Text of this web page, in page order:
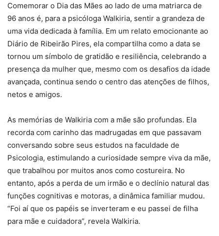
Comemorar o Dia das Mães ao lado de uma matriarca de
96 anos é, para a psicóloga Walkiria, sentir a grandeza de
uma vida dedicada à família. Em um relato emocionante ao
Diário de Ribeirão Pires, ela compartilha como a data se
tornou um símbolo de gratidão e resiliência, celebrando a
presença da mulher que, mesmo com os desafios da idade
avançada, continua sendo o centro das atenções de filhos,
netos e amigos.
As memórias de Walkiria com a mãe são profundas. Ela
recorda com carinho das madrugadas em que passavam
conversando sobre seus estudos na faculdade de
Psicologia, estimulando a curiosidade sempre viva da mãe,
que trabalhou por muitos anos como costureira. No
entanto, após a perda de um irmão e o declínio natural das
funções cognitivas e motoras, a dinâmica familiar mudou.
“Foi aí que os papéis se inverteram e eu passei de filha
para mãe e cuidadora”, revela Walkiria.